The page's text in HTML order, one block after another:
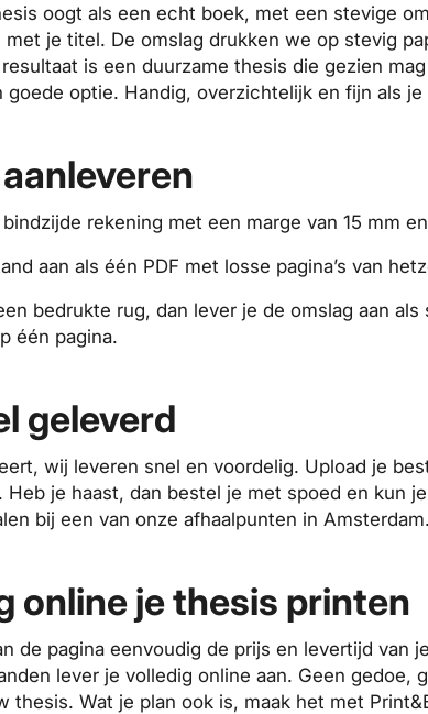
oogt als een echt boek, met een stevige
je titel. De omslag drukken we op stevig
is een duurzame thesis die gezien
goede optie. Handig, overzichtelijk en fijn als
rekening met een marge van 15 mm
aan als één PDF met losse pagina’s van
bedrukte rug, dan lever je de omslag aan
één pagina.
geleverd
wij leveren snel en voordelig. Upload je
je haast, dan bestel je met spoed en kun
bij een van onze afhaalpunten in Amsterdam.
online je thesis printen
de pagina eenvoudig de prijs en levertijd van
lever je volledig online aan. Geen gedoe,
thesis. Wat je plan ook is, maak het met